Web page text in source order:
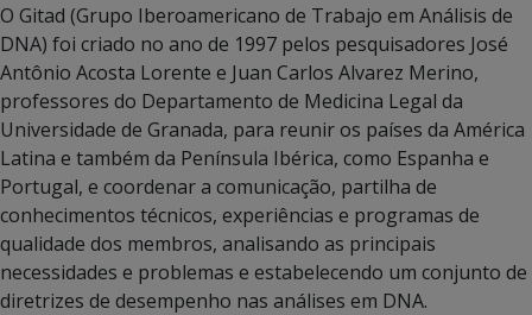
O Gitad (Grupo Iberoamericano de Trabajo em Análisis de
DNA) foi criado no ano de 1997 pelos pesquisadores José
Antônio Acosta Lorente e Juan Carlos Alvarez Merino,
professores do Departamento de Medicina Legal da
Universidade de Granada, para reunir os países da América
Latina e também da Península Ibérica, como Espanha e
Portugal, e coordenar a comunicação, partilha de
conhecimentos técnicos, experiências e programas de
qualidade dos membros, analisando as principais
necessidades e problemas e estabelecendo um conjunto de
diretrizes de desempenho nas análises em DNA.